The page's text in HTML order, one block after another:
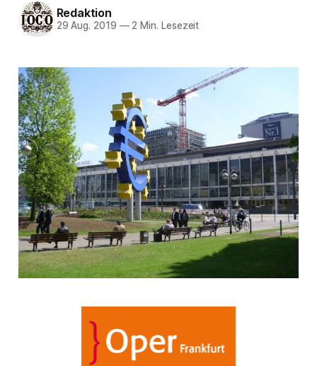
Redaktion
29 Aug. 2019 —2 Min. Lesezeit